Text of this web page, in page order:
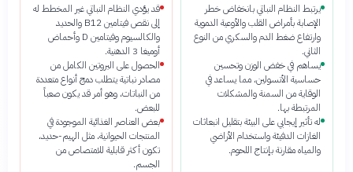
يرتبط النظام النباتي بانخفاض خطر
الإصابة بأمراض القلب والأوعية الدموية
وارتفاع ضغط الدم والسكري من النوع
الثاني.
يساهم في خفض الوزن وتحسين
حساسية الأنسولين، مما يساعد في
الوقاية من السمنة والمشكلات
المرتبطة بها.
له تأثير إيجابي على البيئة بتقليل انبعاثات
الغازات الدفيئة واستخدام الأراضي
والمياه مقارنة بإنتاج اللحوم.
قد يؤدي النظام النباتي غير المخطط له
إلى نقص فيتامين B12 والحديد
والكالسيوم وفيتامين D وأحماض
أوميغا 3 الدهنية.
الحصول على البروتين الكامل من
مصادر نباتية يتطلب دمج أنواع متعددة
من النباتات، وهو أمر قد يكون صعباً
للبعض.
بعض العناصر الغذائية الموجودة في
المنتجات الحيوانية، مثل الهيم-حديد،
تكون أكثر قابلية للامتصاص من
الجسم.